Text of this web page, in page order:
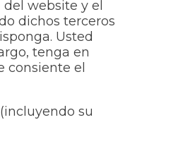
website y el
dichos terceros
Usted
tenga en
consiente el
su